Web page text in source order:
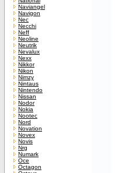
Naviangel
Navigon
Nec
Necchi
Neff
Neoline
Neutrik
Nevalux
Nexx
Nikkor
Nikon
Nimzy
Nintaus
Nintendo
Nissan
Nodor
Nokia
Nootec
Nord
Novation
Novex
Novis
Nrg
Numark
Oce
Octagon